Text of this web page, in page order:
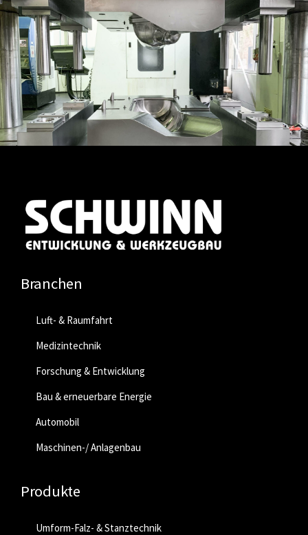
Branchen
Luft- & Raumfahrt
Medizintechnik
Forschung & Entwicklung
Bau & erneuerbare Energie
Automobil
Maschinen-/ Anlagenbau
Produkte
Umform-Falz- & Stanztechnik